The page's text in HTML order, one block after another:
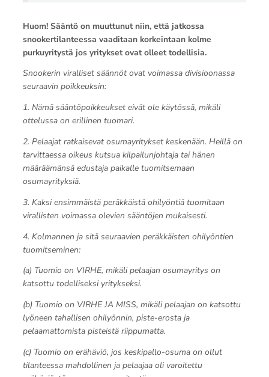
Huom! Sääntö on muuttunut niin, että jatkossa
snookertilanteessa vaaditaan korkeintaan kolme
purkuyritystä jos yritykset ovat olleet todellisia.
Snookerin viralliset säännöt ovat voimassa divisioonassa
seuraavin poikkeuksin:
1. Nämä sääntöpoikkeukset eivät ole käytössä, mikäli
ottelussa on erillinen tuomari.
2. Pelaajat ratkaisevat osumayritykset keskenään. Heillä on
tarvittaessa oikeus kutsua kilpailunjohtaja tai hänen
määräämänsä edustaja paikalle tuomitsemaan
osumayrityksiä.
3. Kaksi ensimmäistä peräkkäistä ohilyöntiä tuomitaan
virallisten voimassa olevien sääntöjen mukaisesti.
4. Kolmannen ja sitä seuraavien peräkkäisten ohilyöntien
tuomitseminen:
(a) Tuomio on VIRHE, mikäli pelaajan osumayritys on
katsottu todelliseksi yritykseksi.
(b) Tuomio on VIRHE JA MISS, mikäli pelaajan on katsottu
lyöneen tahallisen ohilyönnin, piste-erosta ja
pelaamattomista pisteistä riippumatta.
(c) Tuomio on erähäviö, jos keskipallo-osuma on ollut
tilanteessa mahdollinen ja pelaajaa oli varoitettu